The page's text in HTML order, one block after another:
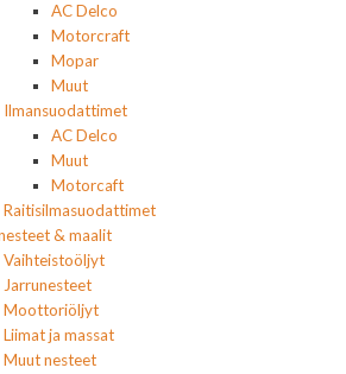
AC Delco
Motorcraft
Mopar
Muut
Ilmansuodattimet
AC Delco
Muut
Motorcaft
Raitisilmasuodattimet
& maalit
Vaihteistoöljyt
Jarrunesteet
Moottoriöljyt
Liimat ja massat
Muut nesteet